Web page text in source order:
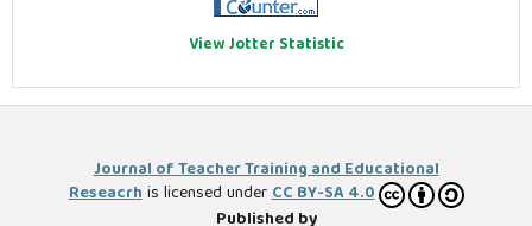
View Jotter Statistic
Journal of Teacher Training and Educational
Reseacrhis licensed underCC BY-SA 4.0
Published by